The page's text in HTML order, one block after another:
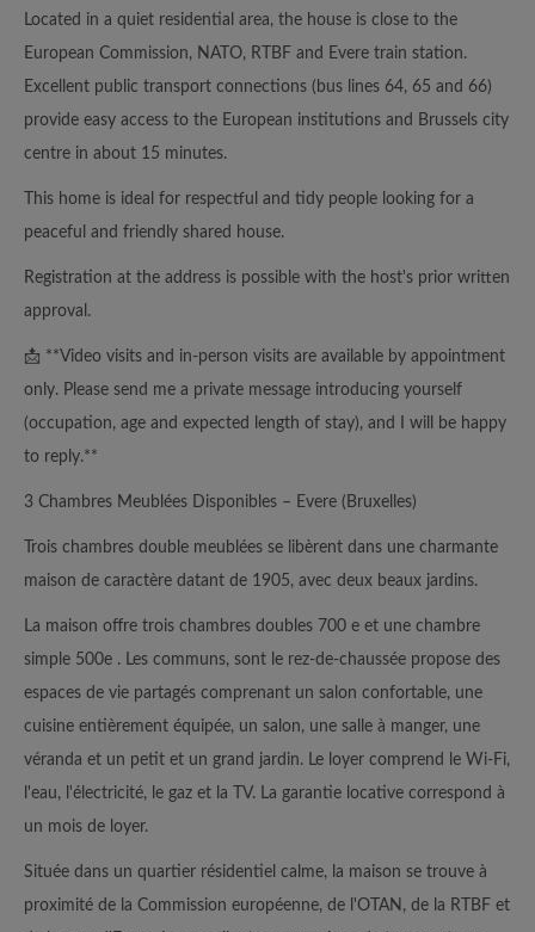
Located in a quiet residential area, the house is close to the
European Commission, NATO, RTBF and Evere train station.
Excellent public transport connections (bus lines 64, 65 and 66)
provide easy access to the European institutions and Brussels city
centre in about 15 minutes.
This home is ideal for respectful and tidy people looking for a
peaceful and friendly shared house.
Registration at the address is possible with the host's prior written
approval.
📩 **Video visits and in-person visits are available by appointment
only. Please send me a private message introducing yourself
(occupation, age and expected length of stay), and I will be happy
to reply.**
3 Chambres Meublées Disponibles – Evere (Bruxelles)
Trois chambres double meublées se libèrent dans une charmante
maison de caractère datant de 1905, avec deux beaux jardins.
La maison offre trois chambres doubles 700 e et une chambre
simple 500e . Les communs, sont le rez-de-chaussée propose des
espaces de vie partagés comprenant un salon confortable, une
cuisine entièrement équipée, un salon, une salle à manger, une
véranda et un petit et un grand jardin. Le loyer comprend le Wi-Fi,
l'eau, l'électricité, le gaz et la TV. La garantie locative correspond à
un mois de loyer.
Située dans un quartier résidentiel calme, la maison se trouve à
proximité de la Commission européenne, de l'OTAN, de la RTBF et